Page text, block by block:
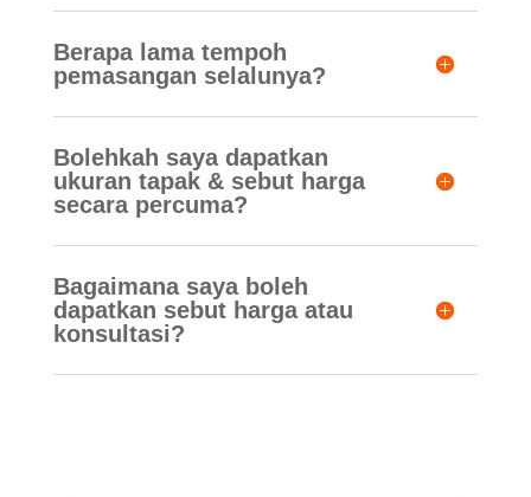
Berapa lama tempoh
pemasangan selalunya?
Bolehkah saya dapatkan
ukuran tapak & sebut harga
secara percuma?
Bagaimana saya boleh
dapatkan sebut harga atau
konsultasi?